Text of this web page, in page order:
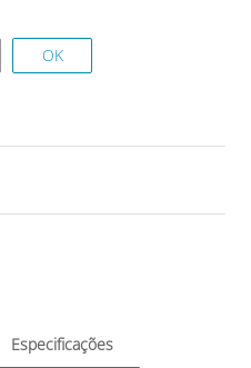
Especificações